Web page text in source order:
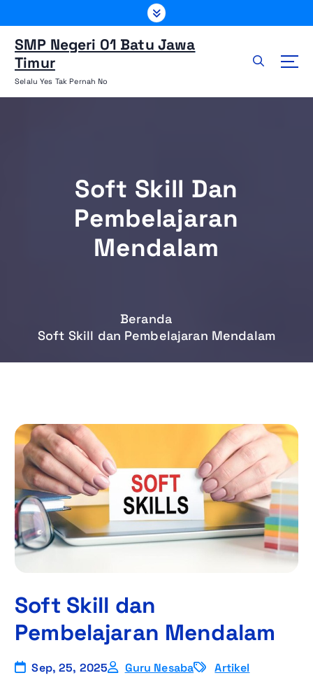
e
SMP Negeri 01 Batu Jawa
Timur
Selalu Yes Tak Pernah No
Soft Skill Dan
Pembelajaran
Mendalam
Beranda
Soft Skill dan Pembelajaran Mendalam
Soft Skill dan
Pembelajaran Mendalam
Sep, 25, 2025 Guru Nesaba Artikel